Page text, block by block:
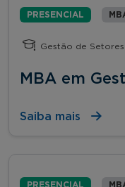
PRESENCIAL
Gestão de
MBA em
Saiba mais
PRESENCIAL